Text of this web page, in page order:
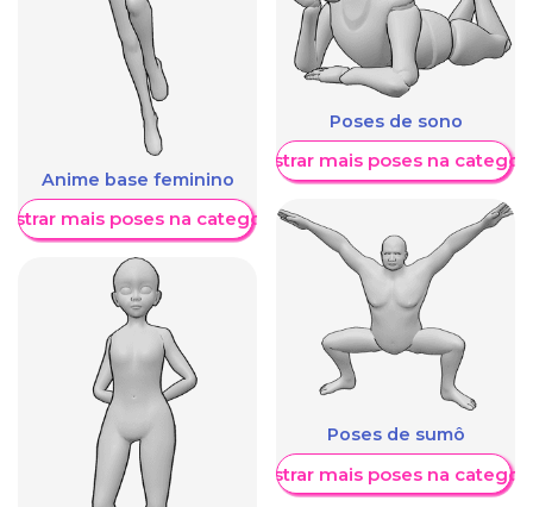
Anime base feminino
mais poses na categoria
Poses de sono
Mostrar mais poses na
Poses de sumô
Mostrar mais poses na